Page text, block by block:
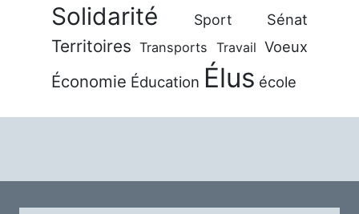
Solidarité Sport Sénat
Territoires Transports Travail Voeux
Économie Éducation Élus école